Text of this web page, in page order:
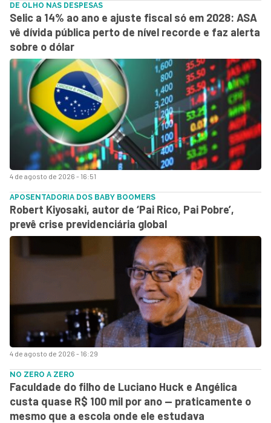
4 de agosto de 2026 - 16:51
DE OLHO NAS DESPESAS
Selic a 14% ao ano e ajuste fiscal só em 2028: ASA
vê dívida pública perto de nível recorde e faz alerta
sobre o dólar
4 de agosto de 2026 - 16:29
APOSENTADORIA DOS BABY BOOMERS
Robert Kiyosaki, autor de ‘Pai Rico, Pai Pobre’,
prevê crise previdenciária global
NO ZERO A ZERO
Faculdade do filho de Luciano Huck e Angélica
custa quase R$ 100 mil por ano — praticamente o
mesmo que a escola onde ele estudava